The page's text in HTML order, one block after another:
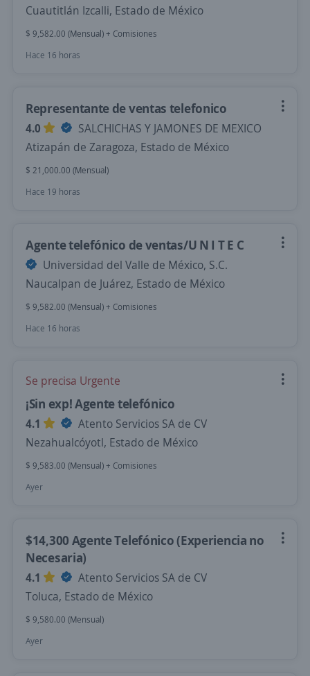
Cuautitlán Izcalli, Estado de México
$ 9,582.00 (Mensual) + Comisiones
Hace 16 horas
Representante de ventas telefonico
4.0
SALCHICHAS Y JAMONES DE MEXICO
Atizapán de Zaragoza, Estado de México
$ 21,000.00 (Mensual)
Hace 19 horas
Agente telefónico de ventas/U N I T E C
Universidad del Valle de México, S.C.
Naucalpan de Juárez, Estado de México
$ 9,582.00 (Mensual) + Comisiones
Hace 16 horas
Se precisa Urgente
¡Sin exp! Agente telefónico
4.1
Atento Servicios SA de CV
Nezahualcóyotl, Estado de México
$ 9,583.00 (Mensual) + Comisiones
Ayer
$14,300 Agente Telefónico (Experiencia no
Necesaria)
4.1
Atento Servicios SA de CV
Toluca, Estado de México
$ 9,580.00 (Mensual)
Ayer